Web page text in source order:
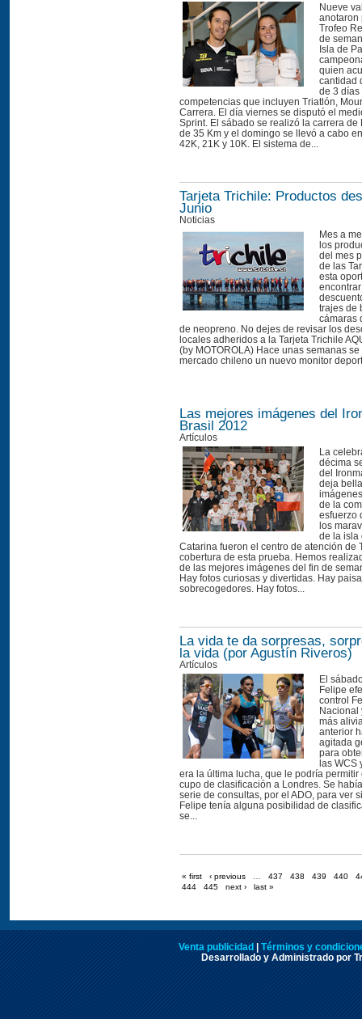
Nueve
anotaron
Trofeo
de
Isla de
quien
cantidad
de 3 días
competencias que incluyen Triatlón,
Carrera. El día viernes se disputó el
Sprint. El sábado se realizó la carrera de
de 35 Km y el domingo se llevó a cabo
42K, 21K y 10K. El sistema de...
Tarjeta Trichile: Productos
Junio
Noticias
Mes a
los
del mes
de las
esta
trajes de
cámaras
de neopreno. No dejes de revisar los
locales adheridos a la Tarjeta Trichile
(by MOTOROLA) Hace unas semanas
mercado chileno un nuevo monitor
Las mejores imágenes del
Brasil 2012
Artículos
La
décima
del
deja
de la
esfuerzo
los
de la isla
Catarina fueron el centro de atención de
cobertura de esta prueba. Hemos
de las mejores imágenes del fin de
Hay fotos curiosas y divertidas. Hay
sobrecogedores. Hay fotos...
La vida te da sorpresas,
la vida (por Agustín Riveros)
Artículos
El
Felipe
control
Nacional
más
anterior
agitada
para
las WCS
era la última lucha, que le podría permitir
cupo de clasificación a Londres. Se
serie de consultas, por el ADO, para ver
Felipe tenía alguna posibilidad de
se...
« first ‹ previous … 437 438 439 440
444
445 next › last »
Venta publicidad
Términos y
Desarrollado y Administrado por